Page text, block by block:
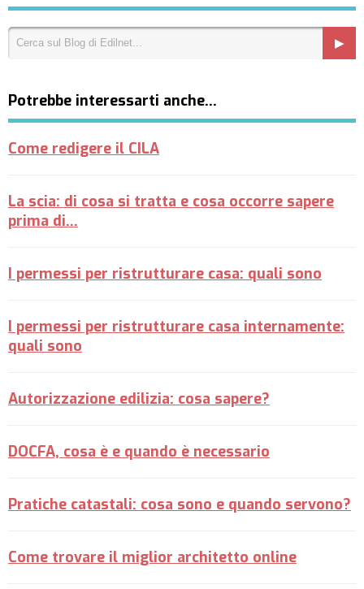
Potrebbe interessarti anche…
Come redigere il CILA
La scia: di cosa si tratta e cosa occorre sapere
prima di...
I permessi per ristrutturare casa: quali sono
I permessi per ristrutturare casa internamente:
quali sono
Autorizzazione edilizia: cosa sapere?
DOCFA, cosa è e quando è necessario
Pratiche catastali: cosa sono e quando servono?
Come trovare il miglior architetto online